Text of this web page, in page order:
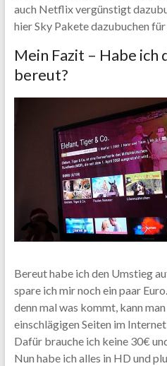
auch Netflix vergünstigt
hier Sky Pakete dazubuchen
Mein Fazit – Habe ich
bereut?
Bereut habe ich den Umstieg
spare ich mir noch ein paar
denn mal was kommt, kann
einschlägigen Seiten im
Dafür brauche ich keine 30€
Nun habe ich alles in HD und